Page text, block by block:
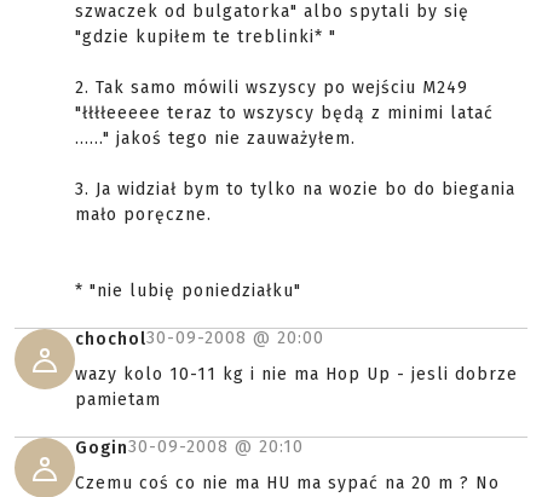
szwaczek od bulgatorka" albo spytali by się
"gdzie kupiłem te treblinki* "
2. Tak samo mówili wszyscy po wejściu M249
"łłłłeeeee teraz to wszyscy będą z minimi latać
......" jakoś tego nie zauważyłem.
3. Ja widział bym to tylko na wozie bo do biegania
mało poręczne.
* "nie lubię poniedziałku"
chochol30-09-2008 @ 20:00
wazy kolo 10-11 kg i nie ma Hop Up - jesli dobrze
pamietam
Gogin30-09-2008 @ 20:10
Czemu coś co nie ma HU ma sypać na 20 m ? No